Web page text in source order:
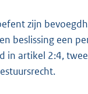
zijn
beslissing een
in artikel 2:4,